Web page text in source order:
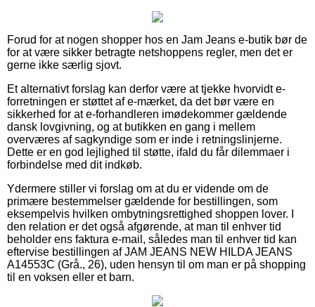
Forud for at nogen shopper hos en Jam Jeans e-butik bør de
for at være sikker betragte netshoppens regler, men det er
gerne ikke særlig sjovt.
Et alternativt forslag kan derfor være at tjekke hvorvidt e-
forretningen er støttet af e-mærket, da det bør være en
sikkerhed for at e-forhandleren imødekommer gældende
dansk lovgivning, og at butikken en gang i mellem
overværes af sagkyndige som er inde i retningslinjerne.
Dette er en god lejlighed til støtte, ifald du får dilemmaer i
forbindelse med dit indkøb.
Ydermere stiller vi forslag om at du er vidende om de
primære bestemmelser gældende for bestillingen, som
eksempelvis hvilken ombytningsrettighed shoppen lover. I
den relation er det også afgørende, at man til enhver tid
beholder ens faktura e-mail, således man til enhver tid kan
eftervise bestillingen af JAM JEANS NEW HILDA JEANS
A14553C (Grå., 26), uden hensyn til om man er på shopping
til en voksen eller et barn.